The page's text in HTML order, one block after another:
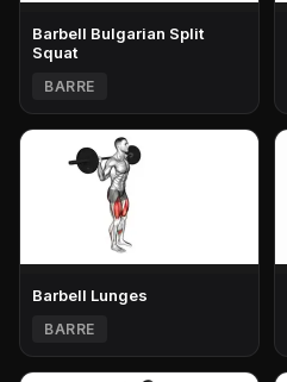
Barbell Bulgarian Split
Squat
BARRE
Barbell Lunges
BARRE